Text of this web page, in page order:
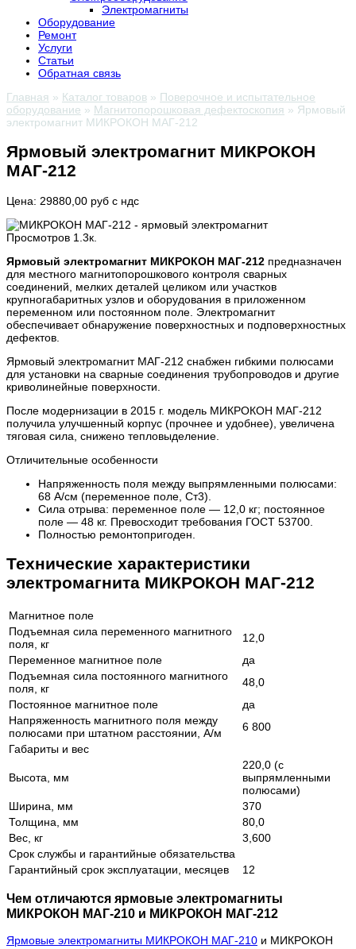
Электромагниты
Оборудование
Ремонт
Услуги
Статьи
Обратная связь
Главная » Каталог товаров » Поверочное и испытательное
оборудование » Магнитопорошковая дефектоскопия » Ярмовый
электромагнит МИКРОКОН МАГ-212
Ярмовый электромагнит МИКРОКОН
МАГ-212
Цена: 29880,00 руб с ндс
Просмотров 1.3к.
Ярмовый электромагнит МИКРОКОН МАГ-212 предназначен
для местного магнитопорошкового контроля сварных
соединений, мелких деталей целиком или участков
крупногабаритных узлов и оборудования в приложенном
переменном или постоянном поле. Электромагнит
обеспечивает обнаружение поверхностных и подповерхностных
дефектов.
Ярмовый электромагнит МАГ-212 снабжен гибкими полюсами
для установки на сварные соединения трубопроводов и другие
криволинейные поверхности.
После модернизации в 2015 г. модель МИКРОКОН МАГ-212
получила улучшенный корпус (прочнее и удобнее), увеличена
тяговая сила, снижено тепловыделение.
Отличительные особенности
Напряженность поля между выпрямленными полюсами:
68 А/см (переменное поле, Ст3).
Сила отрыва: переменное поле — 12,0 кг; постоянное
поле — 48 кг. Превосходит требования ГОСТ 53700.
Полностью ремонтопригоден.
Технические характеристики
электромагнита МИКРОКОН МАГ-212
Магнитное поле
Подъемная сила переменного магнитного
поля, кг
12,0
Переменное магнитное поле
да
Подъемная сила постоянного магнитного
поля, кг
48,0
Постоянное магнитное поле
да
Напряженность магнитного поля между
полюсами при штатном расстоянии, А/м
6 800
Габариты и вес
Высота, мм
220,0 (с
выпрямленными
полюсами)
Ширина, мм
370
Толщина, мм
80,0
Вес, кг
3,600
Срок службы и гарантийные обязательства
Гарантийный срок эксплуатации, месяцев
12
Чем отличаются ярмовые электромагниты
МИКРОКОН МАГ-210 и МИКРОКОН МАГ-212
Ярмовые электромагниты МИКРОКОН МАГ-210 и МИКРОКОН